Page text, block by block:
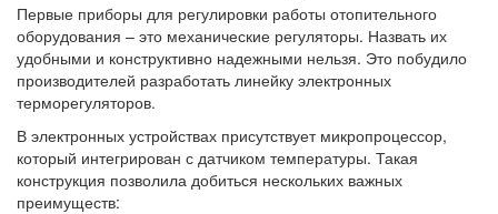
Первые приборы для регулировки работы отопительного
оборудования – это механические регуляторы. Назвать их
удобными и конструктивно надежными нельзя. Это побудило
производителей разработать линейку электронных
терморегуляторов.
В электронных устройствах присутствует микропроцессор,
который интегрирован с датчиком температуры. Такая
конструкция позволила добиться нескольких важных
преимуществ: